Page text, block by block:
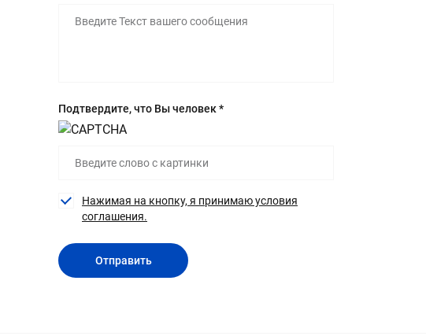
Подтвердите, что Вы человек *
Нажимая на кнопку, я принимаю условия
соглашения.
Отправить